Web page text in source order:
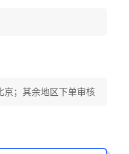
京；其余地区下单审核